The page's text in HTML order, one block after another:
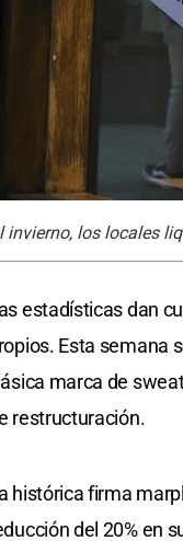
invierno, los locales
estadísticas dan
Esta semana
marca de
restructuración.
histórica firma
del 20% en